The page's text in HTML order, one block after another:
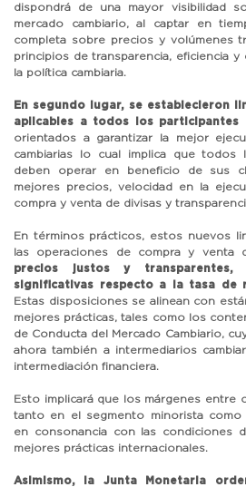
dispondrá de una mayor visibilidad
mercado cambiario, al captar en
completa sobre precios y volúmenes
principios de transparencia, eficiencia
la política cambiaria.
En segundo lugar, se establecieron
aplicables a todos los participantes
orientados a garantizar la mejor
cambiarias lo cual implica que todos
deben operar en beneficio de sus
mejores precios, velocidad en la
compra y venta de divisas y
En términos prácticos, estos nuevos
las operaciones de compra y venta
precios justos y transparentes,
significativas respecto a la tasa de
Estas disposiciones se alinean con
mejores prácticas, tales como los
de Conducta del Mercado Cambiario,
ahora también a intermediarios
intermediación financiera.
Esto implicará que los márgenes entre
tanto en el segmento minorista como
en consonancia con las condiciones
mejores prácticas internacionales.
Asimismo, la Junta Monetaria